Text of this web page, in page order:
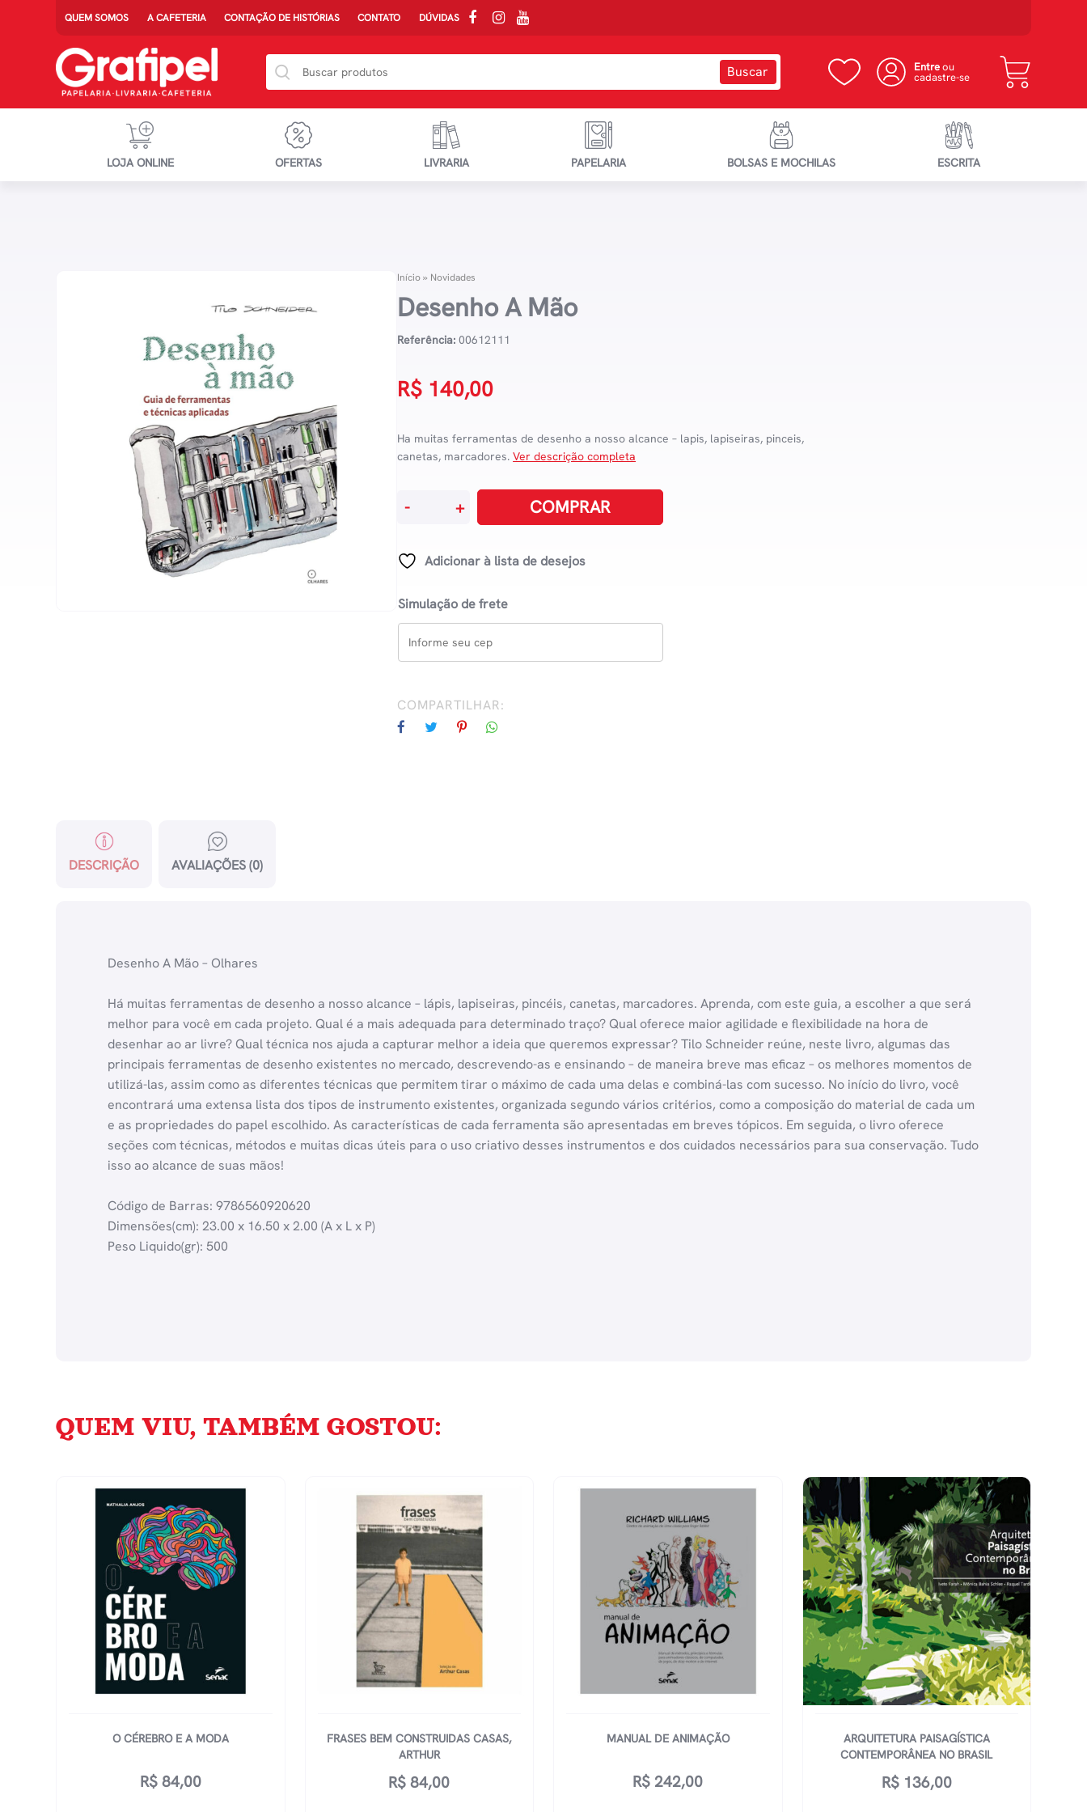
QUEM SOMOS A CAFETERIA CONTAÇÃO DE HISTÓRIAS CONTATO DÚVIDAS
Entreou
cadastre-se
LOJA ONLINE OFERTAS LIVRARIA PAPELARIA BOLSAS E MOCHILAS ESCRITA
Início» Novidades
Desenho A Mão
Referência: 00612111
R$ 140,00
Ha muitas ferramentas de desenho a nosso alcance – lapis, lapiseiras, pinceis,
canetas, marcadores.Ver descrição completa
quantidade
- + COMPRAR
Adicionar à lista de desejos
Simulação de frete
COMPARTILHAR:
DESCRIÇÃO AVALIAÇÕES (0)
Desenho A Mão – Olhares
Há muitas ferramentas de desenho a nosso alcance – lápis, lapiseiras, pincéis, canetas, marcadores. Aprenda, com este guia, a escolher a que será
melhor para você em cada projeto. Qual é a mais adequada para determinado traço? Qual oferece maior agilidade e flexibilidade na hora de
desenhar ao ar livre? Qual técnica nos ajuda a capturar melhor a ideia que queremos expressar? Tilo Schneider reúne, neste livro, algumas das
principais ferramentas de desenho existentes no mercado, descrevendo-as e ensinando – de maneira breve mas eficaz – os melhores momentos de
utilizá-las, assim como as diferentes técnicas que permitem tirar o máximo de cada uma delas e combiná-las com sucesso. No início do livro, você
encontrará uma extensa lista dos tipos de instrumento existentes, organizada segundo vários critérios, como a composição do material de cada um
e as propriedades do papel escolhido. As características de cada ferramenta são apresentadas em breves tópicos. Em seguida, o livro oferece
seções com técnicas, métodos e muitas dicas úteis para o uso criativo desses instrumentos e dos cuidados necessários para sua conservação. Tudo
isso ao alcance de suas mãos!
Código de Barras: 9786560920620
Dimensões(cm): 23.00 x 16.50 x 2.00 (A x L x P)
Peso Liquido(gr): 500
QUEM VIU, TAMBÉM GOSTOU:
O CÉREBRO E A MODA
R$84,00
FRASES BEM CONSTRUIDAS CASAS,
ARTHUR
R$ 84,00
MANUAL DE ANIMAÇÃO
R$ 242,00
ARQUITETURA PAISAGÍSTICA
CONTEMPORÂNEA NO BRASIL
R$136,00